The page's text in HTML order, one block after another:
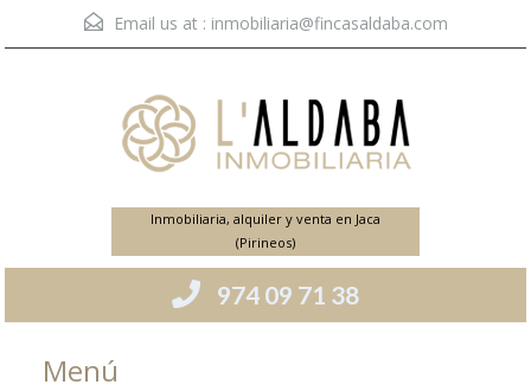
Email us at : inmobiliaria@fincasaldaba.com
Inmobiliaria, alquiler y venta en Jaca
(Pirineos)
974 09 71 38
Menú